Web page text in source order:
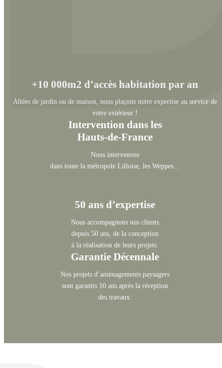
+10 000m2 d’accès habitation par an
Allées de jardin ou de maison, nous plaçons notre expertise au service de
votre extérieur !
Intervention dans les
Hauts-de-France
Nous intervenons
dans toute la métropole Lilloise, les Weppes…
50 ans d’expertise
Nous accompagnons nos clients
depuis 50 ans, de la conception
à la réalisation de leurs projets.
Garantie Décennale
Nos projets d’aménagements paysagers
sont garantis 10 ans après la réception
des travaux.